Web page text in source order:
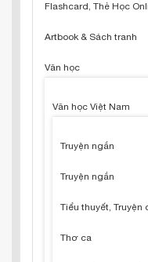
Flashcard, Thẻ Học
Artbook & Sách tranh
Văn học
Văn học Việt Nam
Truyện ngắn
Truyện ngắn
Tiểu thuyết, Truyện
Thơ ca